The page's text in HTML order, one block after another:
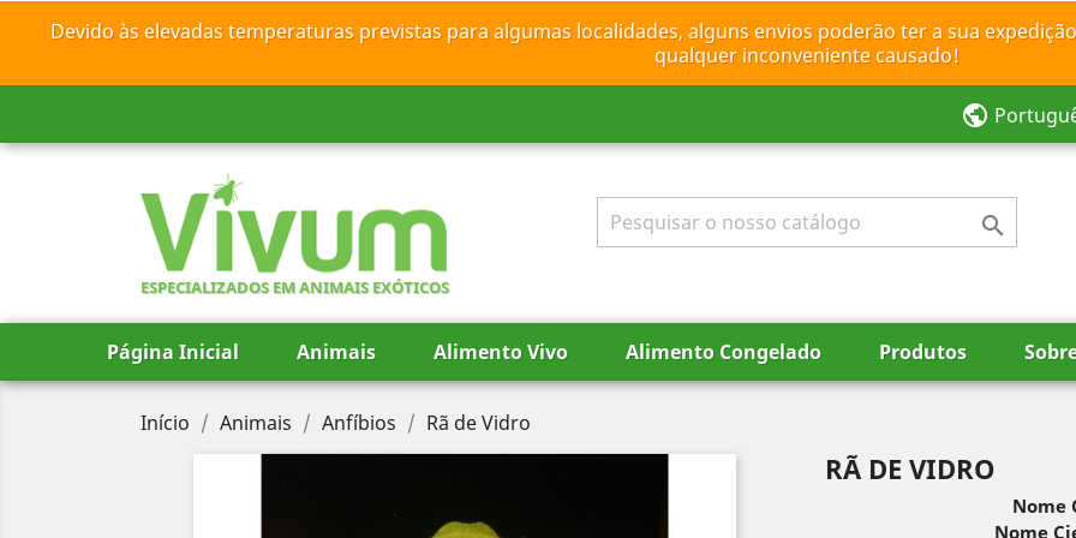
Devido às elevadas temperaturas previstas para algumas localidades, alguns envios poderão ter a sua
qualquer inconveniente causado!
public
ESPECIALIZADOS EM ANIMAIS EXÓTICOS

Página Inicial Animais Alimento Vivo Alimento Congelado Produtos
Início Animais Anfíbios Rã de Vidro
RÃ DE VIDRO
Nome
Nome